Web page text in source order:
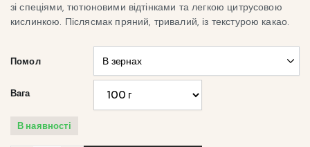
зі спеціями, тютюновими відтінками та легкою цитрусовою
кислинкою. Післясмак пряний, тривалий, із текстурою какао.
Помол
Вага
В наявності